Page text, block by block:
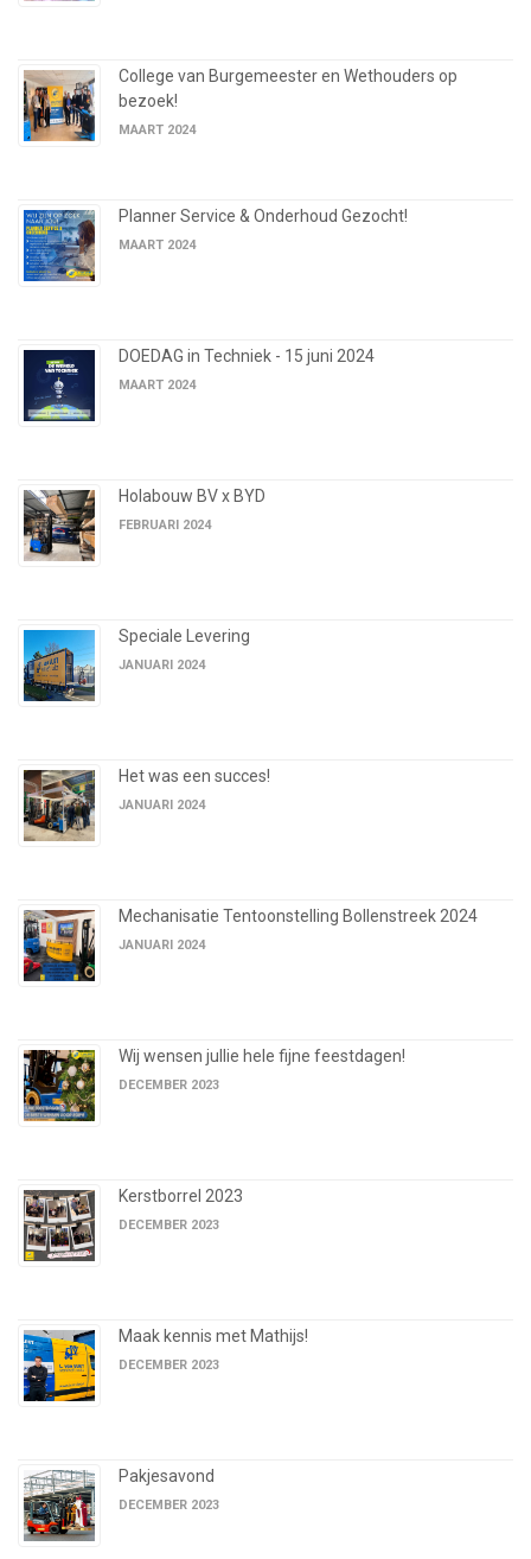
College van Burgemeester en Wethouders op
bezoek!
MAART 2024
Planner Service & Onderhoud Gezocht!
MAART 2024
DOEDAG in Techniek - 15 juni 2024
MAART 2024
Holabouw BV x BYD
FEBRUARI 2024
Speciale Levering
JANUARI 2024
Het was een succes!
JANUARI 2024
Mechanisatie Tentoonstelling Bollenstreek 2024
JANUARI 2024
Wij wensen jullie hele fijne feestdagen!
DECEMBER 2023
Kerstborrel 2023
DECEMBER 2023
Maak kennis met Mathijs!
DECEMBER 2023
Pakjesavond
DECEMBER 2023